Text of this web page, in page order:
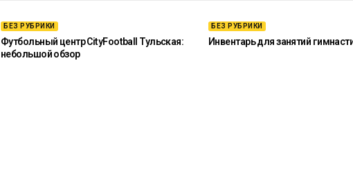
БЕЗ РУБРИКИ
Футбольный центр CityFootball Тульская:
небольшой обзор
БЕЗ РУБРИКИ
Инвентарь для занятий